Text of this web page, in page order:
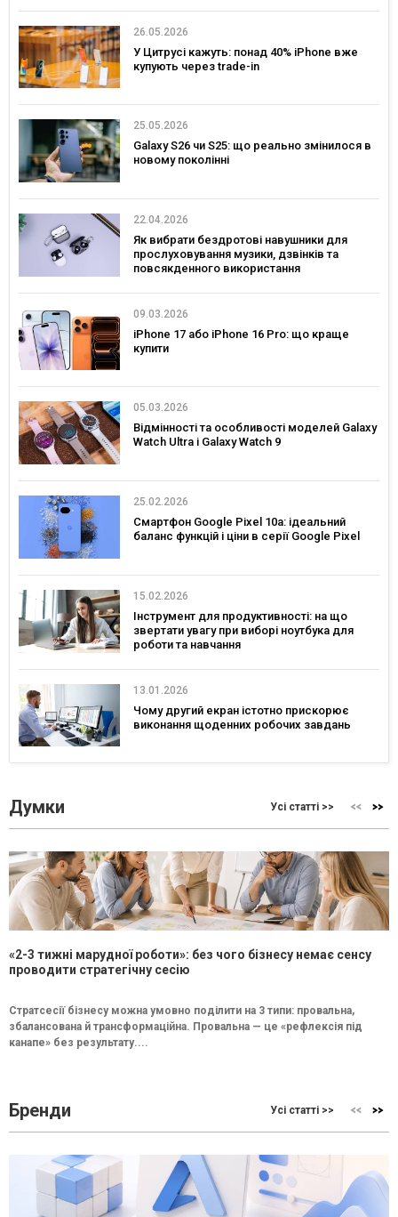
26.05.2026
У Цитрусі кажуть: понад 40% iPhone вже
купують через trade-in
25.05.2026
Galaxy S26 чи S25: що реально змінилося в
новому поколінні
22.04.2026
Як вибрати бездротові навушники для
прослуховування музики, дзвінків та
повсякденного використання
09.03.2026
iPhone 17 або iPhone 16 Pro: що краще
купити
05.03.2026
Відмінності та особливості моделей Galaxy
Watch Ultra і Galaxy Watch 9
25.02.2026
Смартфон Google Pixel 10a: ідеальний
баланс функцій і ціни в серії Google Pixel
15.02.2026
Інструмент для продуктивності: на що
звертати увагу при виборі ноутбука для
роботи та навчання
13.01.2026
Чому другий екран істотно прискорює
виконання щоденних робочих завдань
Думки Усі статті >>
«2-3 тижні марудної роботи»: без чого бізнесу немає сенсу
проводити стратегічну сесію
Стратсесії бізнесу можна умовно поділити на 3 типи: провальна,
збалансована й трансформаційна. Провальна — це «рефлексія під
канапе» без результату....
Бренди Усі статті >>